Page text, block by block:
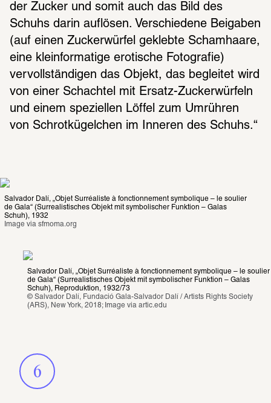
der Zucker und somit auch das Bild des
Schuhs darin auflö­sen. Verschie­dene Beiga­ben
(auf einen Zucker­wür­fel geklebte Scham­haare,
eine klein­for­ma­tige eroti­sche Foto­gra­fie)
vervoll­stän­di­gen das Objekt, das beglei­tet wird
von einer Schach­tel mit Ersatz-Zucker­wür­feln
und einem spezi­el­len Löffel zum Umrüh­ren
von Schrot­kü­gel­chen im Inne­ren des Schuhs.“
Salvador Dalí, „Objet Surréaliste à fonctionnement symbolique – le soulier
de Gala“ (Surrealistisches Objekt mit symbolischer Funktion – Galas
Schuh), 1932
Image via sfmoma.org
Salvador Dalí, „Objet Surréaliste à fonctionnement symbolique – le soulier
de Gala“ (Surrealistisches Objekt mit symbolischer Funktion – Galas
Schuh), Reproduktion, 1932/73
© Salvador Dalí, Fundació Gala-Salvador Dalí / Artists Rights Society
(ARS), New York, 2018; Image via artic.edu
6